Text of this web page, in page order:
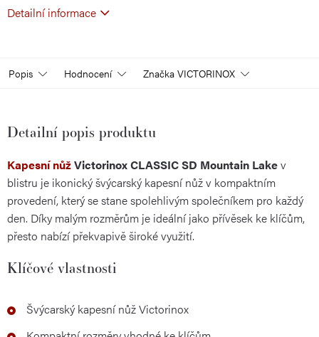
Detailní informace
Popis Hodnocení Značka VICTORINOX
Detailní popis produktu
Kapesní nůžVictorinox CLASSIC SD Mountain Lakev
blistru je ikonický švýcarský kapesní nůž v kompaktním
provedení, který se stane spolehlivým společníkem pro každý
den. Díky malým rozměrům je ideální jako přívěsek ke klíčům,
přesto nabízí překvapivě široké využití.
Klíčové vlastnosti
Švýcarský kapesní nůž Victorinox